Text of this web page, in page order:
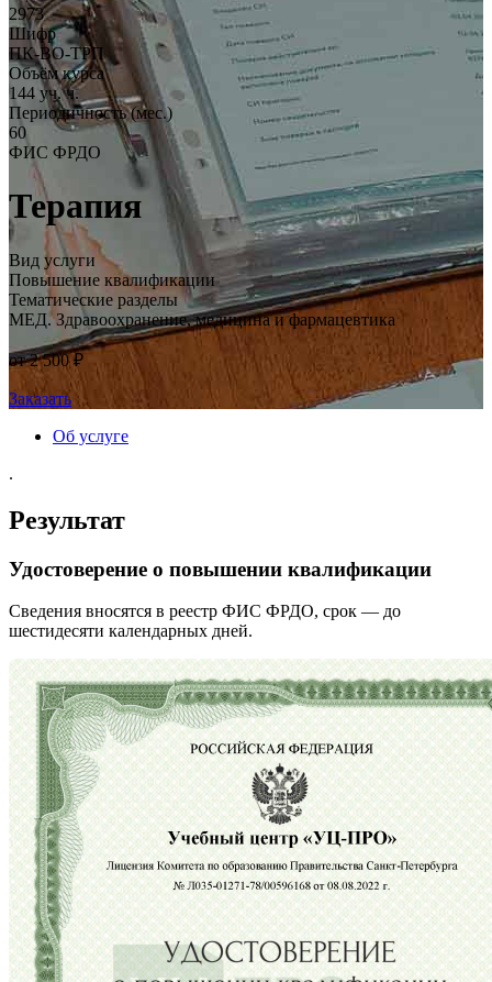
2973
Шифр
ПК-ВО-ТРП
Объём курса
144 уч. ч.
Периодичность (мес.)
60
ФИС ФРДО
Терапия
Вид услуги
Повышение квалификации
Тематические разделы
МЕД. Здравоохранение, медицина и фармацевтика
от 2 500 ₽
Заказать
Об услуге
.
Результат
Удостоверение о повышении квалификации
Сведения вносятся в реестр ФИС ФРДО, срок — до
шестидесяти календарных дней.